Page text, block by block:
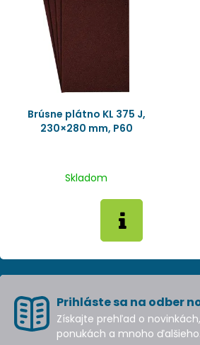
Brúsne plátno KL 375 J,
230×280 mm, P60
Skladom
Prihláste sa na odber
Získajte prehľad o
ponukách a mnoho ďalšieho.